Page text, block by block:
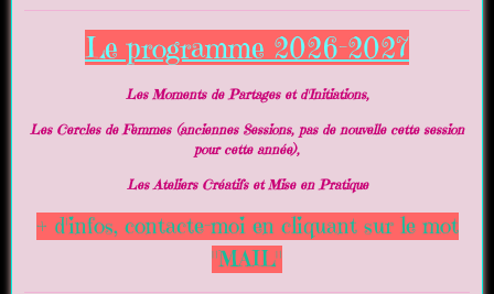
Le programme 2026-2027
Les Moments de Partages et d'Initiations,
Les Cercles de Femmes (anciennes Sessions, pas de nouvelle cette session
pour cette année),
Les Ateliers Créatifs et Mise en Pratique
+ d'infos, contacte-moi en cliquant sur le mot
"MAIL"